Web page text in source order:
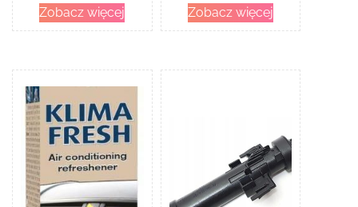
Zobacz więcej Zobacz więcej